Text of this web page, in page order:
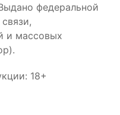
федеральной
и массовых
18+